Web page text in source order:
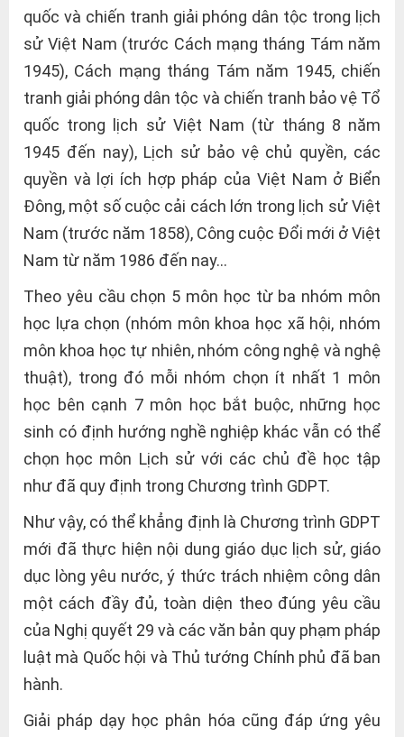
quốc và chiến tranh giải phóng dân tộc trong lịch
sử Việt Nam (trước Cách mạng tháng Tám năm
1945), Cách mạng tháng Tám năm 1945, chiến
tranh giải phóng dân tộc và chiến tranh bảo vệ Tổ
quốc trong lịch sử Việt Nam (từ tháng 8 năm
1945 đến nay), Lịch sử bảo vệ chủ quyền, các
quyền và lợi ích hợp pháp của Việt Nam ở Biển
Đông, một số cuộc cải cách lớn trong lịch sử Việt
Nam (trước năm 1858), Công cuộc Đổi mới ở Việt
Nam từ năm 1986 đến nay…
Theo yêu cầu chọn 5 môn học từ ba nhóm môn
học lựa chọn (nhóm môn khoa học xã hội, nhóm
môn khoa học tự nhiên, nhóm công nghệ và nghệ
thuật), trong đó mỗi nhóm chọn ít nhất 1 môn
học bên cạnh 7 môn học bắt buộc, những học
sinh có định hướng nghề nghiệp khác vẫn có thể
chọn học môn Lịch sử với các chủ đề học tập
như đã quy định trong Chương trình GDPT.
Như vậy, có thể khẳng định là Chương trình GDPT
mới đã thực hiện nội dung giáo dục lịch sử, giáo
dục lòng yêu nước, ý thức trách nhiệm công dân
một cách đầy đủ, toàn diện theo đúng yêu cầu
của Nghị quyết 29 và các văn bản quy phạm pháp
luật mà Quốc hội và Thủ tướng Chính phủ đã ban
hành.
Giải pháp dạy học phân hóa cũng đáp ứng yêu